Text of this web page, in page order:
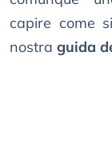
capire come
nostra guida